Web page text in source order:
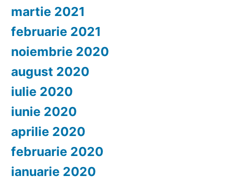
martie 2021
februarie 2021
noiembrie 2020
august 2020
iulie 2020
iunie 2020
aprilie 2020
februarie 2020
ianuarie 2020